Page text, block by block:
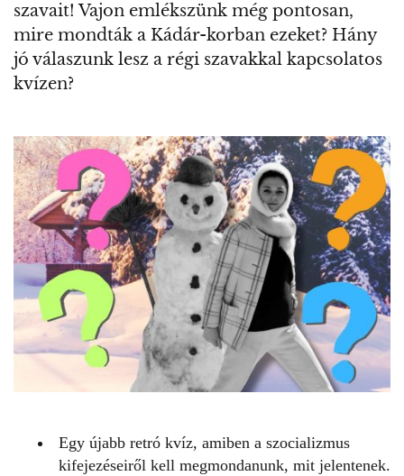
szavait! Vajon emlékszünk még pontosan,
mire mondták a Kádár-korban ezeket? Hány
jó válaszunk lesz a régi szavakkal kapcsolatos
kvízen?
Egy újabb retró kvíz, amiben a szocializmus
kifejezéseiről kell megmondanunk, mit jelentenek.